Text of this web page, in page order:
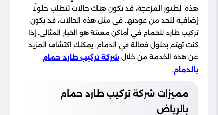
هذه الطيور المزعجة، قد تكون هناك حالات تتطلب حلولًا
إضافية للحد من عودتها. في مثل هذه الحالات، قد يكون
تركيب طارد للحمام في أماكن معينة هو الخيار المثالي. إذا
كنت تهتم بحلول فعالة في الدمام، يمكنك اكتشاف المزيد
عن هذه الخدمة من خلال شركة تركيب طارد حمام
بالدمام.
مميزات شركة تركيب طارد حمام
بالرياض